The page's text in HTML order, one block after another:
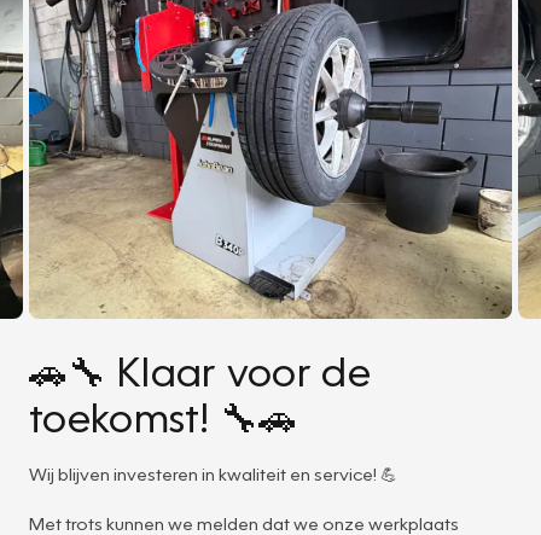
🚗🔧 Klaar voor de
toekomst! 🔧🚗
Wij blijven investeren in kwaliteit en service! 💪
Met trots kunnen we melden dat we onze werkplaats